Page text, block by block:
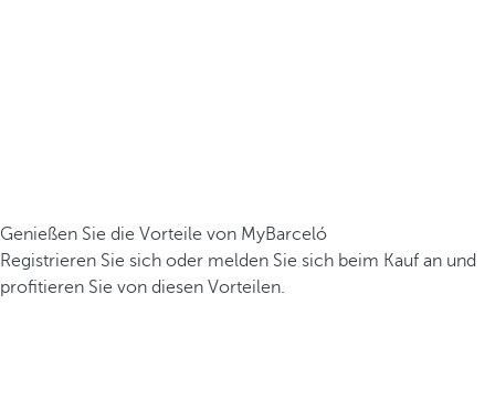
Genießen Sie die Vorteile von MyBarceló
Registrieren Sie sich oder melden Sie sich beim Kauf an und
profitieren Sie von diesen Vorteilen.